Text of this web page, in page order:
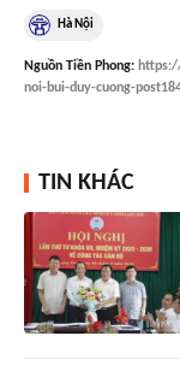
Hà Nội
Nguồn Tiền Phong:
noi-bui-duy-cuong-
TIN KHÁC